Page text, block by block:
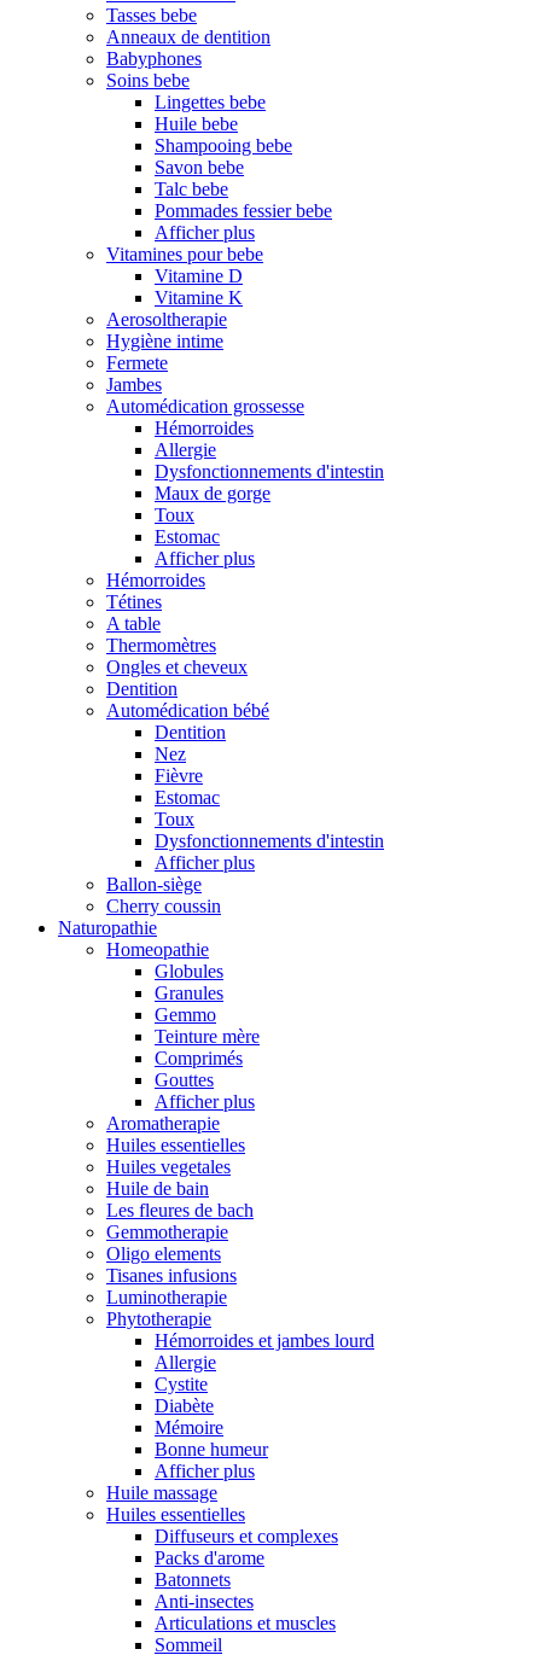
Tasses bebe
Anneaux de dentition
Babyphones
Soins bebe
Lingettes bebe
Huile bebe
Shampooing bebe
Savon bebe
Talc bebe
Pommades fessier bebe
Afficher plus
Vitamines pour bebe
Vitamine D
Vitamine K
Aerosoltherapie
Hygiène intime
Fermete
Jambes
Automédication grossesse
Hémorroides
Allergie
Dysfonctionnements d'intestin
Maux de gorge
Toux
Estomac
Afficher plus
Hémorroides
Tétines
A table
Thermomètres
Ongles et cheveux
Dentition
Automédication bébé
Dentition
Nez
Fièvre
Estomac
Toux
Dysfonctionnements d'intestin
Afficher plus
Ballon-siège
Cherry coussin
Naturopathie
Homeopathie
Globules
Granules
Gemmo
Teinture mère
Comprimés
Gouttes
Afficher plus
Aromatherapie
Huiles essentielles
Huiles vegetales
Huile de bain
Les fleures de bach
Gemmotherapie
Oligo elements
Tisanes infusions
Luminotherapie
Phytotherapie
Hémorroides et jambes lourd
Allergie
Cystite
Diabète
Mémoire
Bonne humeur
Afficher plus
Huile massage
Huiles essentielles
Diffuseurs et complexes
Packs d'arome
Batonnets
Anti-insectes
Articulations et muscles
Sommeil